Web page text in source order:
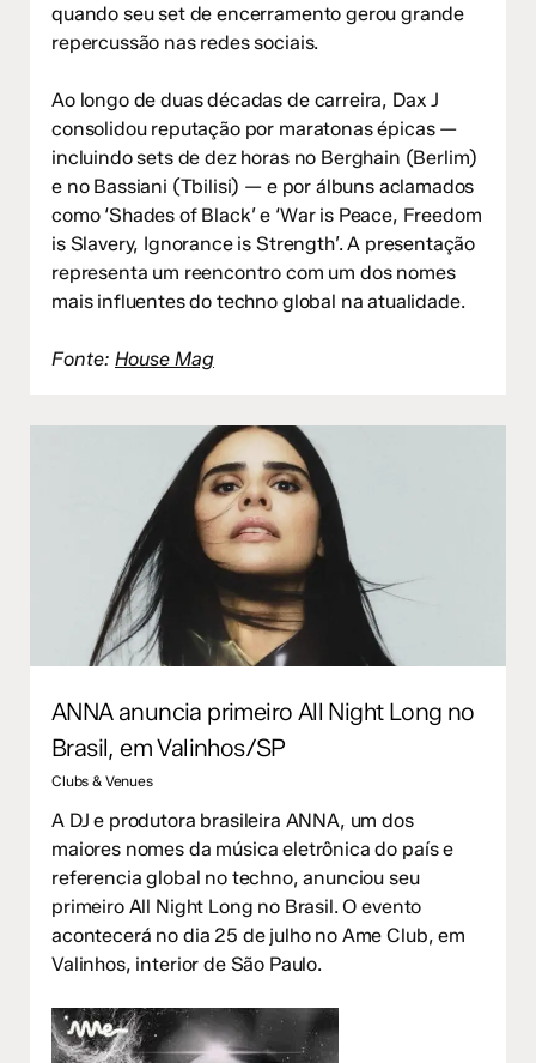
quando seu set de encerramento gerou grande
repercussão nas redes sociais.
Ao longo de duas décadas de carreira, Dax J
consolidou reputação por maratonas épicas —
incluindo sets de dez horas no Berghain (Berlim)
e no Bassiani (Tbilisi) — e por álbuns aclamados
como ‘Shades of Black’ e ‘War is Peace, Freedom
is Slavery, Ignorance is Strength’. A presentação
representa um reencontro com um dos nomes
mais influentes do techno global na atualidade.
Fonte: House Mag
ANNA anuncia primeiro All Night Long no
Brasil, em Valinhos/SP
Clubs & Venues
A DJ e produtora brasileira ANNA, um dos
maiores nomes da música eletrônica do país e
referencia global no techno, anunciou seu
primeiro All Night Long no Brasil. O evento
acontecerá no dia 25 de julho no Ame Club, em
Valinhos, interior de São Paulo.